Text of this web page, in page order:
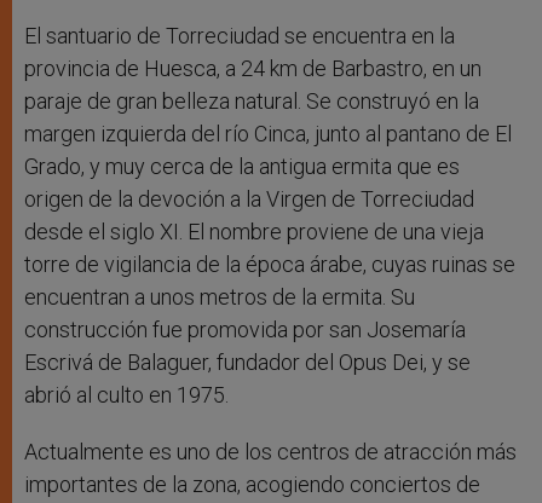
El santuario de Torreciudad se encuentra en la
provincia de Huesca, a 24 km de Barbastro, en un
paraje de gran belleza natural. Se construyó en la
margen izquierda del río Cinca, junto al pantano de El
Grado, y muy cerca de la antigua ermita que es
origen de la devoción a la Virgen de Torreciudad
desde el siglo XI. El nombre proviene de una vieja
torre de vigilancia de la época árabe, cuyas ruinas se
encuentran a unos metros de la ermita. Su
construcción fue promovida por san Josemaría
Escrivá de Balaguer, fundador del Opus Dei, y se
abrió al culto en 1975.
Actualmente es uno de los centros de atracción más
importantes de la zona, acogiendo conciertos de